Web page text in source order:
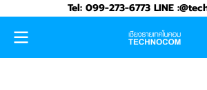
Tel: 099-273-6773 LINE